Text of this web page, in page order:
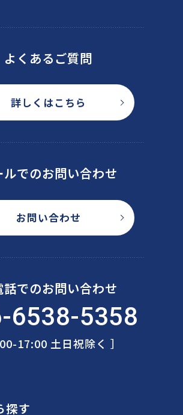
よくあるご質問
詳しくはこちら
ルでのお問い合わせ
お問い合わせ
話でのお問い合わせ
6538-5358
17:00 土日祝除く ］
探す